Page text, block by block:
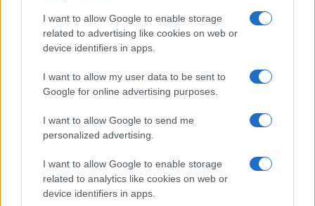
I want to allow Google to enable storage
related to advertising like cookies on web or
device identifiers in apps.
I want to allow my user data to be sent to
Google for online advertising purposes.
I want to allow Google to send me
personalized advertising.
I want to allow Google to enable storage
related to analytics like cookies on web or
device identifiers in apps.